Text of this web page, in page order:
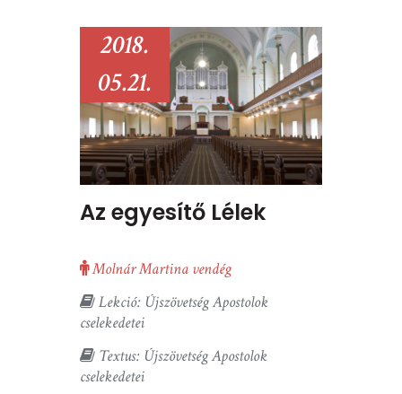
Az egyesítő Lélek
2018.
05.21.
Molnár Martina vendég
Lekció: Újszövetség Apostolok
cselekedetei
Textus: Újszövetség Apostolok
cselekedetei